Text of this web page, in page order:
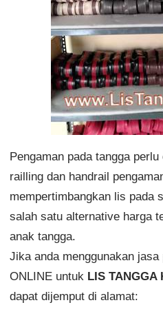
Pengaman pada tangga
railling dan handrail
mempertimbangkan lis pada
salah satu alternative harga
anak tangga.
Jika anda menggunakan
ONLINE untuk LIS TANGGA
dapat dijemput di alamat: